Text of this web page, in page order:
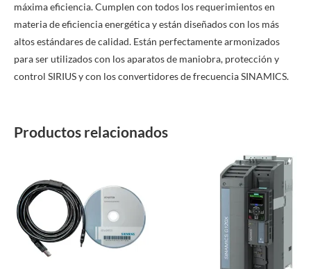
máxima eficiencia. Cumplen con todos los requerimientos en
materia de eficiencia energética y están diseñados con los más
altos estándares de calidad. Están perfectamente armonizados
para ser utilizados con los aparatos de maniobra, protección y
control SIRIUS y con los convertidores de frecuencia SINAMICS.
Productos relacionados